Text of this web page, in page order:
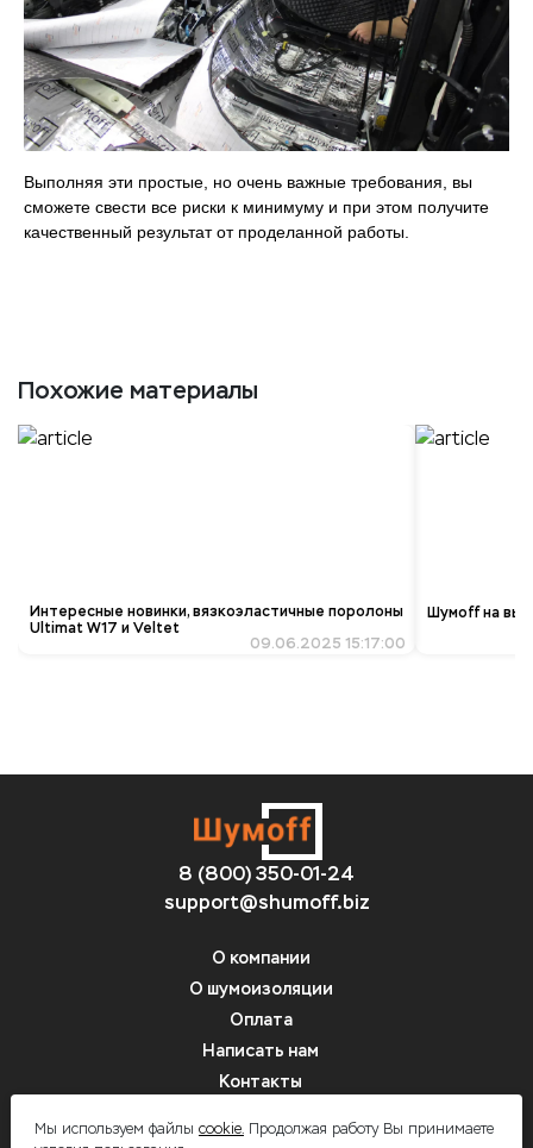
Выполняя эти простые, но очень важные требования, вы
сможете свести все риски к минимуму и при этом получите
качественный результат от проделанной работы.
Похожие материалы
Интересные новинки, вязкоэластичные поролоны
Ultimat W17 и Veltet
09.06.2025 15:17:00
Шумoff на
8 (800) 350-01-24
support@shumoff.biz
О компании
О шумоизоляции
Оплата
Написать нам
Контакты
Мы используем файлы cookie.Продолжая работу Вы принимаете